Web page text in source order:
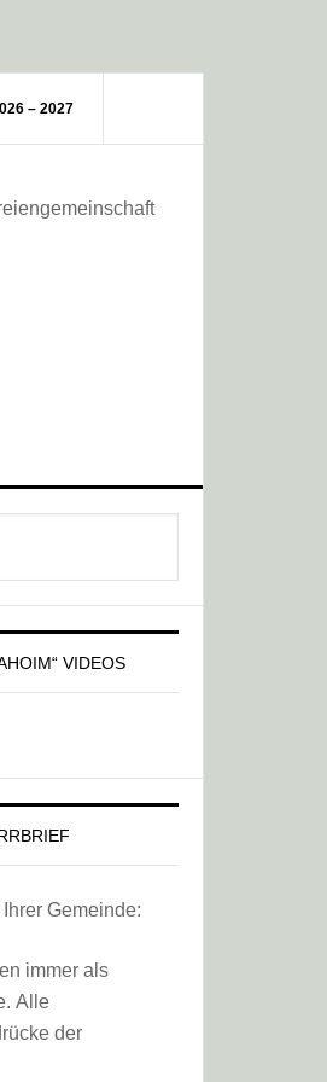
– 2027
VIDEOS
Gemeinde:
immer als
Alle
der